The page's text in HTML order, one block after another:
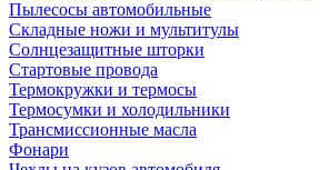
Пылесосы автомобильные
Складные ножи и мультитулы
Солнцезащитные шторки
Стартовые провода
Термокружки и термосы
Термосумки и холодильники
Трансмиссионные масла
Фонари